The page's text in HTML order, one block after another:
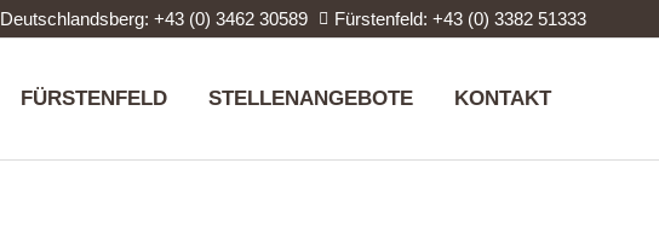
Deutschlandsberg: +43 (0) 3462 30589 Fürstenfeld: +43 (0) 3382 51333
FÜRSTENFELD STELLENANGEBOTE KONTAKT